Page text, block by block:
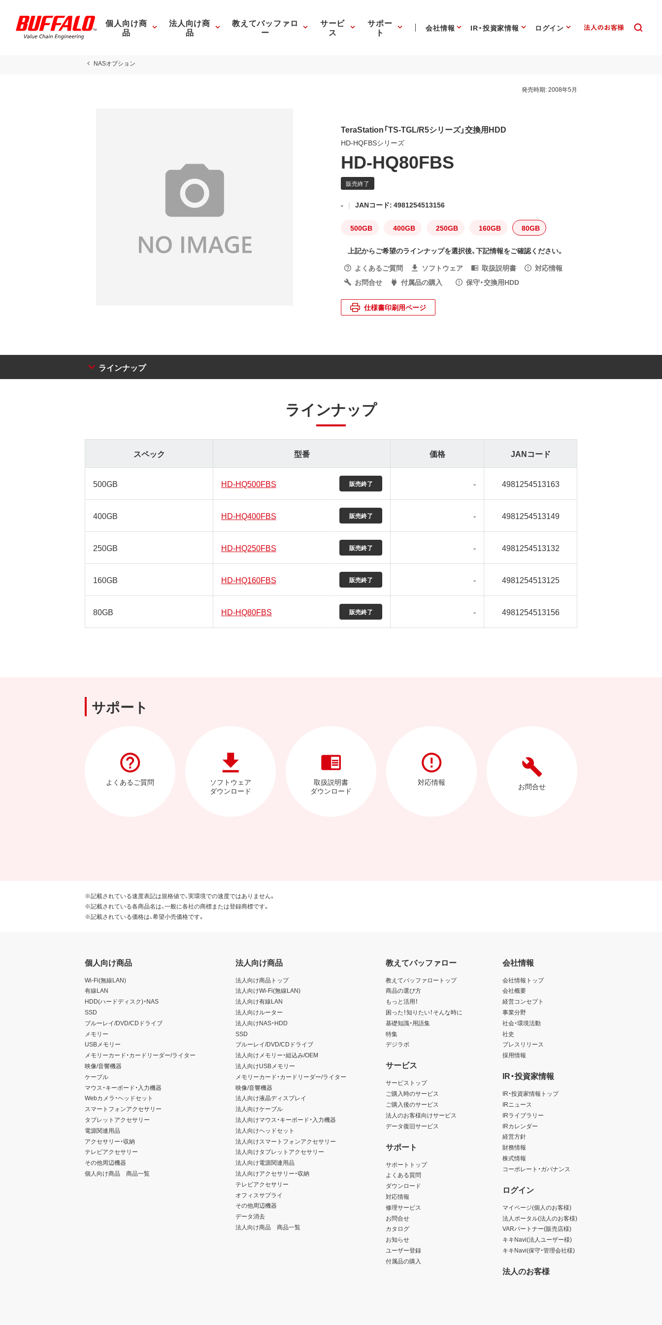
個人向け商
品
法人向け商
品
教えてバッファロ
ー
サービ
ス
サポー
ト 会社情報 IR・投資家情報 ログイン
NASオプション
発売時期:2008年5月
TeraStation「TS-TGL/R5シリーズ」交換用HDD
HD-HQFBSシリーズ
HD-HQ80FBS
- JANコード: 4981254513156
500GB 400GB 250GB 160GB 80GB
上記からご希望のラインナップを選択後、下記情報をご確認ください。
よくあるご質問
ソフトウェア 取扱説明書
対応情報
お問合せ
付属品の購入 保守・交換用HDD
仕様書印刷用ページ
ラインナップ
ラインナップ
スペック 型番 価格 JANコード
500GB HD-HQ500FBS - 4981254513163
400GB HD-HQ400FBS - 4981254513149
250GB HD-HQ250FBS - 4981254513132
160GB HD-HQ160FBS - 4981254513125
80GB HD-HQ80FBS - 4981254513156
サポート
よくあるご質問
ソフトウェア
ダウンロード
取扱説明書
ダウンロード
対応情報 お問合せ
※記載されている速度表記は規格値で、実環境での速度ではありません。
※記載されている各商品名は、一般に各社の商標または登録商標です。
※記載されている価格は、希望小売価格です。
個人向け商品
Wi-Fi(無線LAN)
有線LAN
HDD(ハードディスク)・NAS
SSD
ブルーレイ/DVD/CDドライブ
メモリー
USBメモリー
メモリーカード・カードリーダー/ライター
映像/音響機器
ケーブル
マウス・キーボード・入力機器
Webカメラ・ヘッドセット
スマートフォンアクセサリー
タブレットアクセサリー
電源関連用品
アクセサリー・収納
テレビアクセサリー
その他周辺機器
個人向け商品 商品一覧
法人向け商品
法人向け商品トップ
法人向けWi-Fi(無線LAN)
法人向け有線LAN
法人向けルーター
法人向けNAS・HDD
SSD
ブルーレイ/DVD/CDドライブ
法人向けメモリー・組込み/OEM
法人向けUSBメモリー
メモリーカード・カードリーダー/ライター
映像/音響機器
法人向け液晶ディスプレイ
法人向けケーブル
法人向けマウス・キーボード・入力機器
法人向けヘッドセット
法人向けスマートフォンアクセサリー
法人向けタブレットアクセサリー
法人向け電源関連用品
法人向けアクセサリー・収納
テレビアクセサリー
オフィスサプライ
その他周辺機器
データ消去
法人向け商品 商品一覧
教えてバッファロー
教えてバッファロートップ
商品の選び方
もっと活用！
困った！知りたい！そんな時に
基礎知識・用語集
特集
デジラボ
サービス
サービストップ
ご購入時のサービス
ご購入後のサービス
法人のお客様向けサービス
データ復旧サービス
サポート
サポートトップ
よくある質問
ダウンロード
対応情報
修理サービス
お問合せ
カタログ
お知らせ
ユーザー登録
付属品の購入
会社情報
会社情報トップ
会社概要
経営コンセプト
事業分野
社会・環境活動
社史
プレスリリース
採用情報
IR・投資家情報
IR・投資家情報トップ
IRニュース
IRライブラリー
IRカレンダー
経営方針
財務情報
株式情報
コーポレート・ガバナンス
ログイン
マイページ(個人のお客様)
法人ポータル(法人のお客様)
VARパートナー(販売店様)
キキNavi(法人ユーザー様)
キキNavi(保守・管理会社様)
法人のお客様